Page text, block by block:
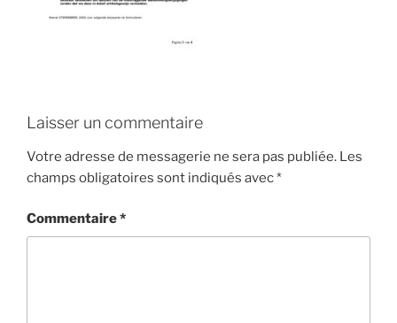
Laisser un commentaire
Votre adresse de messagerie ne sera pas publiée. Les
champs obligatoires sont indiqués avec*
Commentaire*